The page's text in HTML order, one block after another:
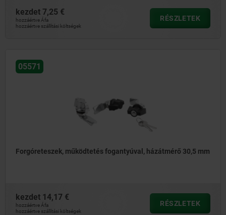
kezdet 7,25 €
hozzáértve Áfa
hozzáértve szállítási költségek
RÉSZLETEK
05571
Forgóreteszek, működtetés fogantyúval, házátmérő 30,5 mm
kezdet 14,17 €
hozzáértve Áfa
hozzáértve szállítási költségek
RÉSZLETEK